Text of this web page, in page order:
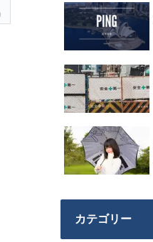
カテゴリー